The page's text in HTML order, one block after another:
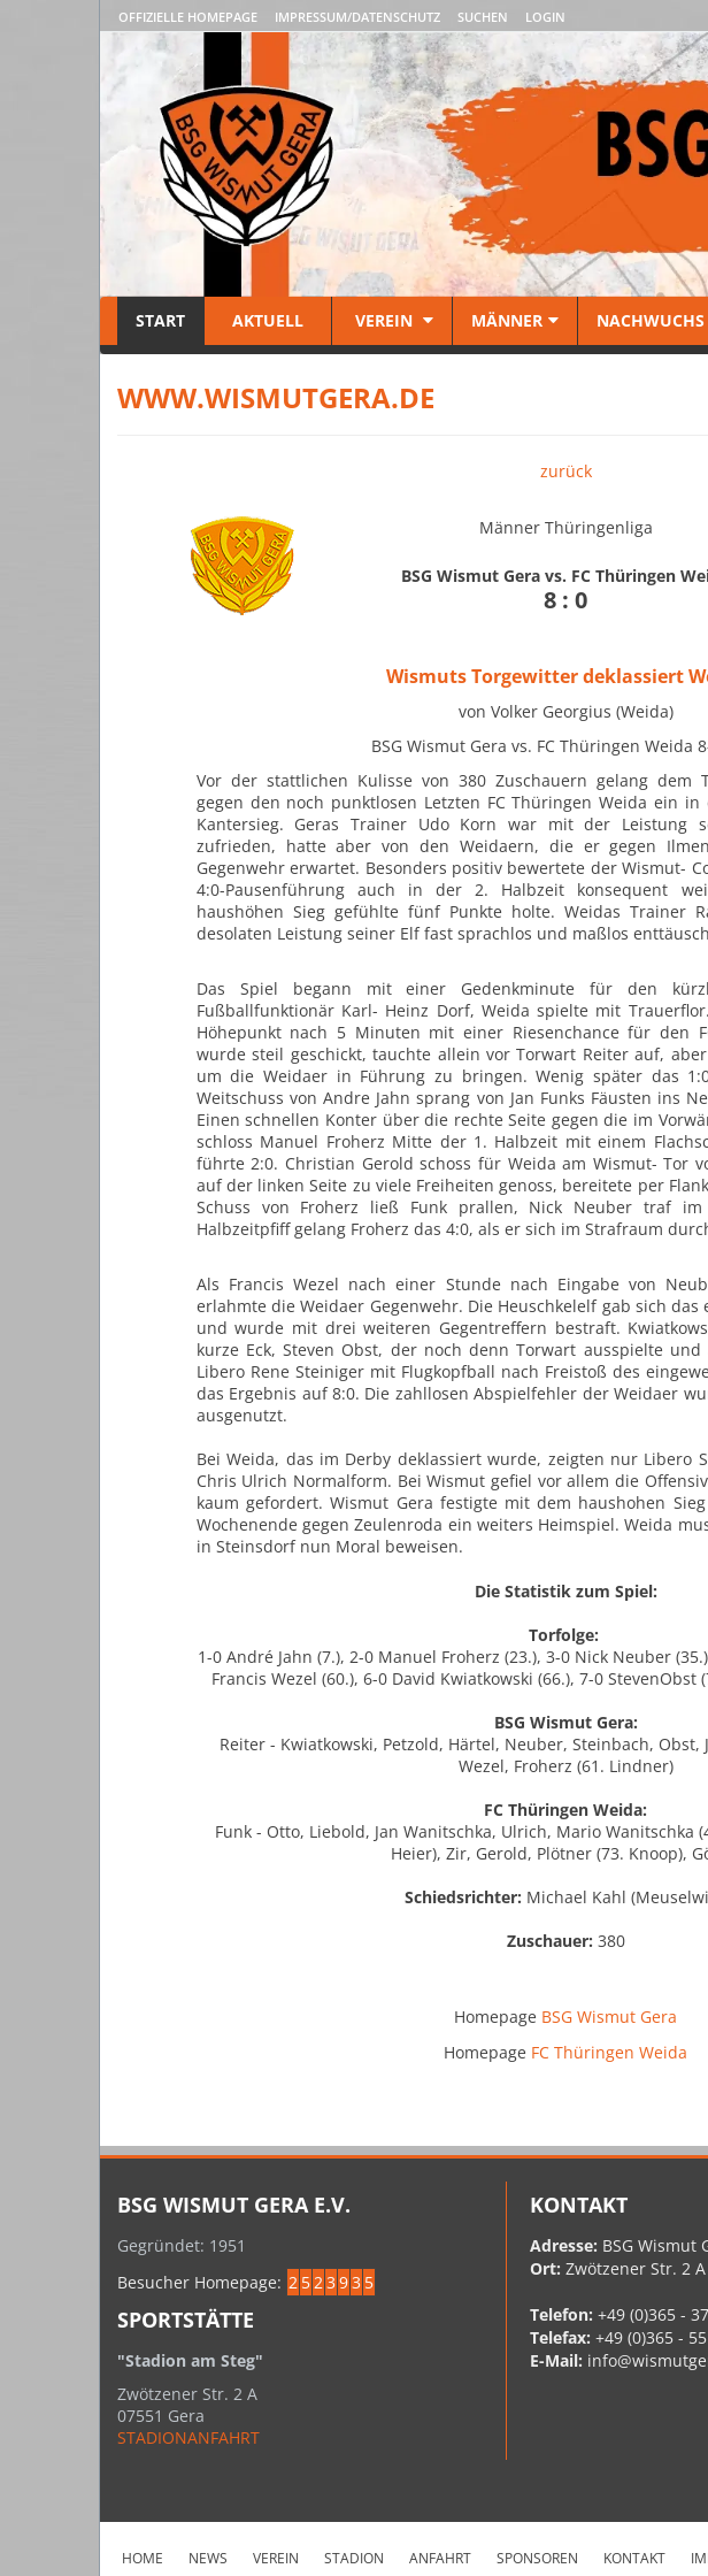
OFFIZIELLE HOMEPAGE IMPRESSUM/DATENSCHUTZ SUCHEN LOGIN
START AKTUELL VEREIN MÄNNER NACHWUCHS
WWW.WISMUTGERA.DE
zurück
Männer Thüringenliga
BSG Wismut Gera vs. FC Thüringen
8 : 0
Wismuts Torgewitter deklassiert
von Volker Georgius (Weida)
BSG Wismut Gera vs. FC Thüringen Weida
Vor der stattlichen Kulisse von 380 Zuschauern gelang dem
gegen den noch punktlosen Letzten FC Thüringen Weida ein
Kantersieg. Geras Trainer Udo Korn war mit der Leistung
zufrieden, hatte aber von den Weidaern, die er gegen
Gegenwehr erwartet. Besonders positiv bewertete der Wismut-
4:0-Pausenführung auch in der 2. Halbzeit konsequent
haushöhen Sieg gefühlte fünf Punkte holte. Weidas Trainer
desolaten Leistung seiner Elf fast sprachlos und maßlos
Das Spiel begann mit einer Gedenkminute für den
Fußballfunktionär Karl- Heinz Dorf, Weida spielte mit
Höhepunkt nach 5 Minuten mit einer Riesenchance für den
wurde steil geschickt, tauchte allein vor Torwart Reiter auf,
um die Weidaer in Führung zu bringen. Wenig später das
Weitschuss von Andre Jahn sprang von Jan Funks Fäusten ins
Einen schnellen Konter über die rechte Seite gegen die im
schloss Manuel Froherz Mitte der 1. Halbzeit mit einem
führte 2:0. Christian Gerold schoss für Weida am Wismut- Tor
auf der linken Seite zu viele Freiheiten genoss, bereitete per
Schuss von Froherz ließ Funk prallen, Nick Neuber traf im
Halbzeitpfiff gelang Froherz das 4:0, als er sich im Strafraum
Als Francis Wezel nach einer Stunde nach Eingabe von
erlahmte die Weidaer Gegenwehr. Die Heuschkelelf gab sich
und wurde mit drei weiteren Gegentreffern bestraft.
kurze Eck, Steven Obst, der noch denn Torwart ausspielte
Libero Rene Steiniger mit Flugkopfball nach Freistoß des
das Ergebnis auf 8:0. Die zahllosen Abspielfehler der Weidaer
ausgenutzt.
Bei Weida, das im Derby deklassiert wurde, zeigten nur Libero
Chris Ulrich Normalform. Bei Wismut gefiel vor allem die
kaum gefordert. Wismut Gera festigte mit dem haushohen
Wochenende gegen Zeulenroda ein weiters Heimspiel. Weida
in Steinsdorf nun Moral beweisen.
Die Statistik zum Spiel:
Torfolge:
1-0 André Jahn (7.), 2-0 Manuel Froherz (23.), 3-0 Nick Neuber
Francis Wezel (60.), 6-0 David Kwiatkowski (66.), 7-0 StevenObst
BSG Wismut Gera:
Reiter - Kwiatkowski, Petzold, Härtel, Neuber, Steinbach, Obst,
Wezel, Froherz (61. Lindner)
FC Thüringen Weida:
Funk - Otto, Liebold, Jan Wanitschka, Ulrich, Mario Wanitschka
Heier), Zir, Gerold, Plötner (73. Knoop),
Schiedsrichter: Michael Kahl
Zuschauer: 380
Homepage BSG Wismut Gera
Homepage FC Thüringen Weida
BSG WISMUT GERA E.V.
Gegründet: 1951
Besucher Homepage: 2 523 93 5
SPORTSTÄTTE
"Stadion am Steg"
Zwötzener Str. 2 A
07551 Gera
STADIONANFAHRT
KONTAKT
Adresse: BSG Wismut
Ort:Zwötzener Str. 2
Telefon:+49 (0)365 -
Telefax:+49 (0)365 -
E-Mail:
HOME NEWS VEREIN STADION ANFAHRT SPONSOREN KONTAKT